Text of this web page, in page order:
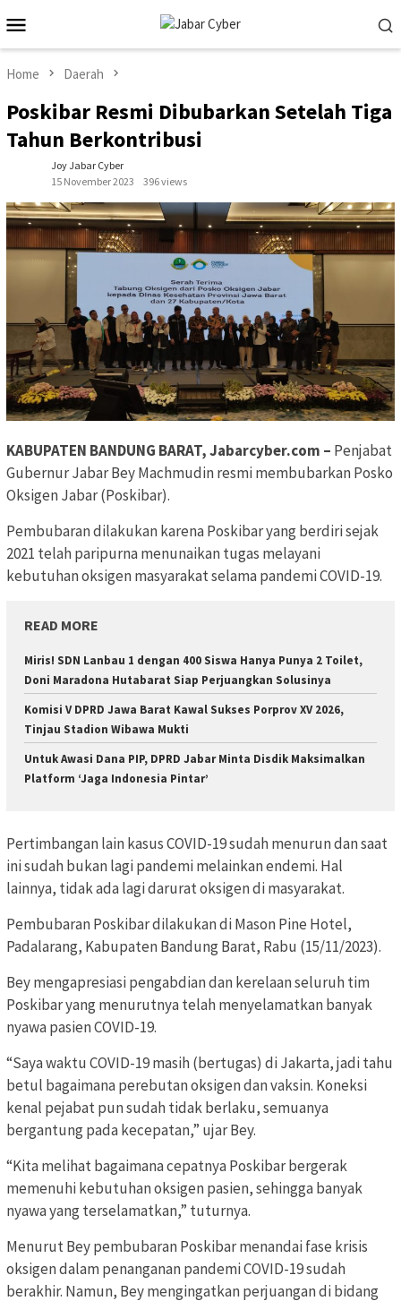
to
contentMenu
Home Daerah
Poskibar Resmi Dibubarkan Setelah Tiga
Tahun Berkontribusi
Joy Jabar Cyber
15 November 2023
396 views
KABUPATEN BANDUNG BARAT, Jabarcyber.com – Penjabat
Gubernur Jabar Bey Machmudin resmi membubarkan Posko
Oksigen Jabar (Poskibar).
Pembubaran dilakukan karena Poskibar yang berdiri sejak
2021 telah paripurna menunaikan tugas melayani
kebutuhan oksigen masyarakat selama pandemi COVID-19.
READ MORE
Miris! SDN Lanbau 1 dengan 400 Siswa Hanya Punya 2 Toilet,
Doni Maradona Hutabarat Siap Perjuangkan Solusinya
Komisi V DPRD Jawa Barat Kawal Sukses Porprov XV 2026,
Tinjau Stadion Wibawa Mukti
Untuk Awasi Dana PIP, DPRD Jabar Minta Disdik Maksimalkan
Platform ‘Jaga Indonesia Pintar’
Pertimbangan lain kasus COVID-19 sudah menurun dan saat
ini sudah bukan lagi pandemi melainkan endemi. Hal
lainnya, tidak ada lagi darurat oksigen di masyarakat.
Pembubaran Poskibar dilakukan di Mason Pine Hotel,
Padalarang, Kabupaten Bandung Barat, Rabu (15/11/2023).
Bey mengapresiasi pengabdian dan kerelaan seluruh tim
Poskibar yang menurutnya telah menyelamatkan banyak
nyawa pasien COVID-19.
“Saya waktu COVID-19 masih (bertugas) di Jakarta, jadi tahu
betul bagaimana perebutan oksigen dan vaksin. Koneksi
kenal pejabat pun sudah tidak berlaku, semuanya
bergantung pada kecepatan,” ujar Bey.
“Kita melihat bagaimana cepatnya Poskibar bergerak
memenuhi kebutuhan oksigen pasien, sehingga banyak
nyawa yang terselamatkan,” tuturnya.
Menurut Bey pembubaran Poskibar menandai fase krisis
oksigen dalam penanganan pandemi COVID-19 sudah
berakhir. Namun, Bey mengingatkan perjuangan di bidang